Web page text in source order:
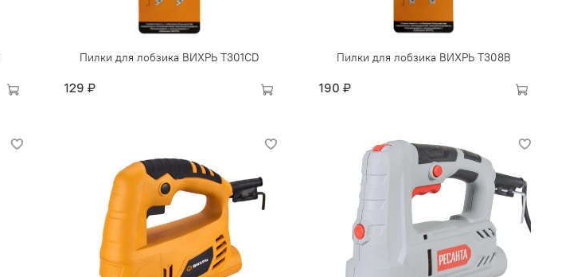
Пилки для лобзика ВИХРЬ Т301CD
129 ₽
Пилки для лобзика ВИХРЬ Т308В
190 ₽